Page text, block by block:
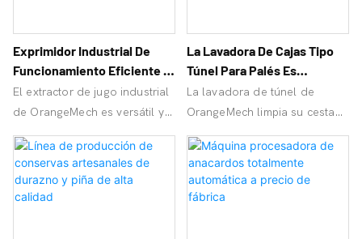
Exprimidor Industrial De
Funcionamiento Eficiente Y
Continuo Para La Industria
De Jugos
El extractor de jugo industrial
de OrangeMech es versátil y
puede extraer fácilmente jugo
de frutas duras como
manzanas y piñas, ¡logrando
un rendimiento de jugo de
La Lavadora De Cajas Tipo
Túnel Para Palés Es
Adecuada Para Fábricas.
La lavadora de túnel de
OrangeMech limpia su cesta
desde todos los ángulos,
optimizando el proceso de
limpieza y ahorrando mano
de obra. ¡Solicite un